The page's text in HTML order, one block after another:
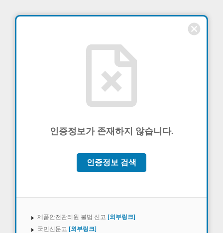
cancel
인증정보가 존재하지 않습니다.
인증정보 검색
제품안전관리원 불법 신고 [외부링크]
국민신문고 [외부링크]